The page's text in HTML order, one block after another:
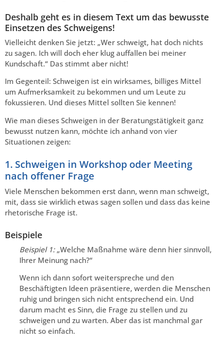
Deshalb geht es in diesem Text um das bewusste
Einsetzen des Schweigens!
Vielleicht denken Sie jetzt: „Wer schweigt, hat doch nichts
zu sagen. Ich will doch eher klug auffallen bei meiner
Kundschaft.“ Das stimmt aber nicht!
Im Gegenteil: Schweigen ist ein wirksames, billiges Mittel
um Aufmerksamkeit zu bekommen und um Leute zu
fokussieren. Und dieses Mittel sollten Sie kennen!
Wie man dieses Schweigen in der Beratungstätigkeit ganz
bewusst nutzen kann, möchte ich anhand von vier
Situationen zeigen:
1. Schweigen in Workshop oder Meeting
nach offener Frage
Viele Menschen bekommen erst dann, wenn man schweigt,
mit, dass sie wirklich etwas sagen sollen und dass das keine
rhetorische Frage ist.
Beispiele
Beispiel 1:„Welche Maßnahme wäre denn hier sinnvoll,
Ihrer Meinung nach?“
Wenn ich dann sofort weiterspreche und den
Beschäftigten Ideen präsentiere, werden die Menschen
ruhig und bringen sich nicht entsprechend ein. Und
darum macht es Sinn, die Frage zu stellen und zu
schweigen und zu warten. Aber das ist manchmal gar
nicht so einfach.